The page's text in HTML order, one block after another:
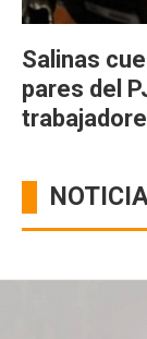
Salinas
pares del